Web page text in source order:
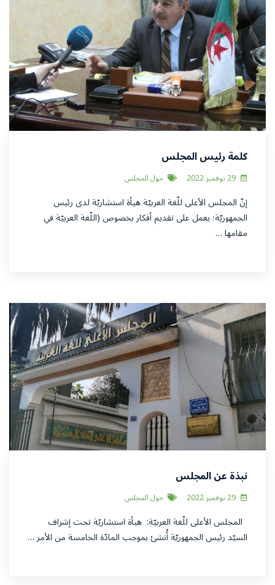
كلمة رئيس المجلس
حول المجلس
إنّ المجلس الأعلى للّغة العربيّة هيأة استشاريّة لدى رئيس
الجمهوريّة؛ يعمل على تقديم أفكار بخصوص (اللّغة العربيّة في
مقامها …
نبذة عن المجلس
حول المجلس
المجلس الأعلى للّغة العربيّة: هيأة استشاريّة تحت إشراف
السيّد رئيس الجمهوريّة أُنشئ بموجب المادّة الخامسة من الأمر …